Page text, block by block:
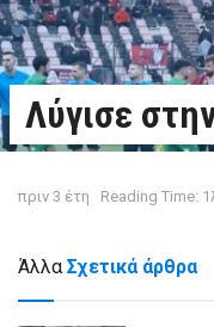
Λύγισε
πριν 3 έτη Reading Time:
Άλλα Σχετικά άρθρα